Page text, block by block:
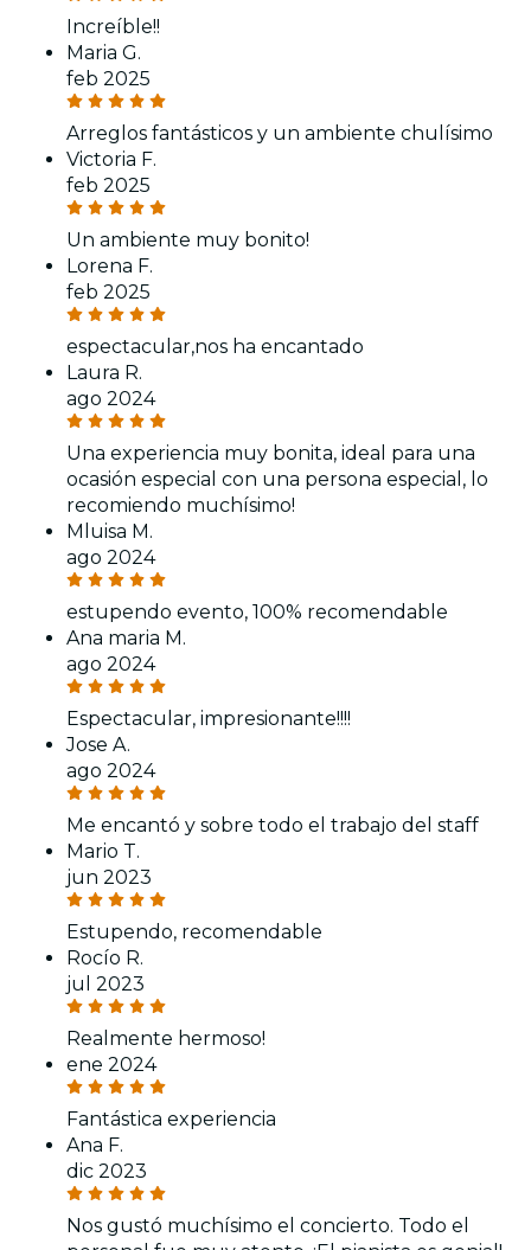
Increíble!!
Maria G.
feb 2025
Arreglos fantásticos y un ambiente chulísimo
Victoria F.
feb 2025
Un ambiente muy bonito!
Lorena F.
feb 2025
espectacular,nos ha encantado
Laura R.
ago 2024
Una experiencia muy bonita, ideal para una
ocasión especial con una persona especial, lo
recomiendo muchísimo!
Mluisa M.
ago 2024
estupendo evento, 100% recomendable
Ana maria M.
ago 2024
Espectacular, impresionante!!!!
Jose A.
ago 2024
Me encantó y sobre todo el trabajo del staff
Mario T.
jun 2023
Estupendo, recomendable
Rocío R.
jul 2023
Realmente hermoso!
ene 2024
Fantástica experiencia
Ana F.
dic 2023
Nos gustó muchísimo el concierto. Todo el